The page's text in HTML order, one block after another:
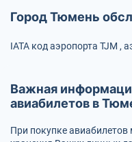
Город Тюмень
IATA код аэропорта TJM ,
Важная
авиабилетов в
При покупке